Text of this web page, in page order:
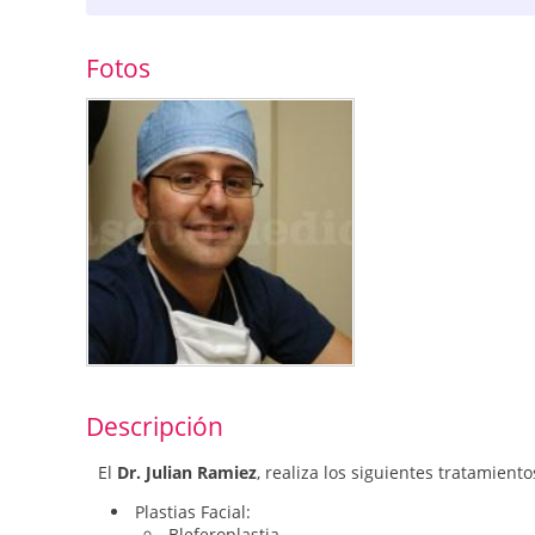
Fotos
Descripción
El Dr. Julian Ramiez, realiza los siguientes
Plastias Facial: